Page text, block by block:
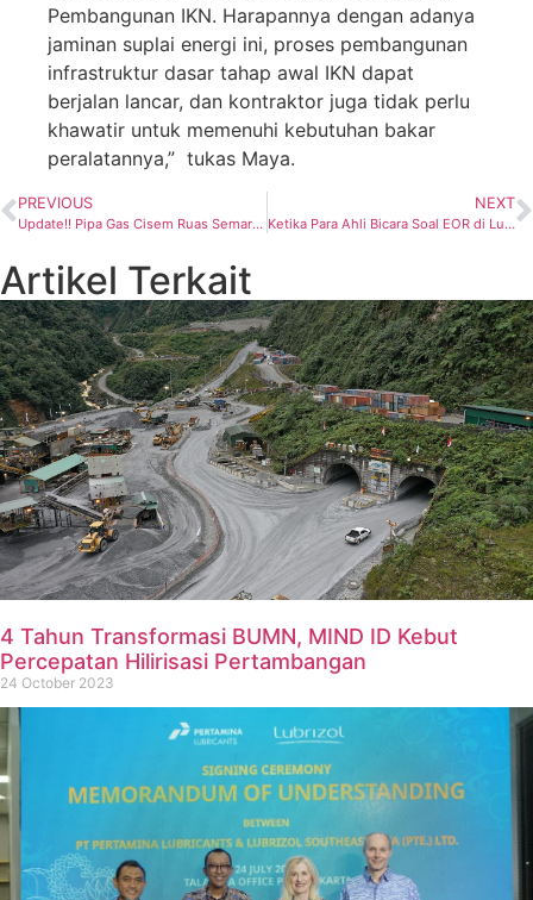
Pembangunan IKN. Harapannya dengan adanya
jaminan suplai energi ini, proses pembangunan
infrastruktur dasar tahap awal IKN dapat
berjalan lancar, dan kontraktor juga tidak perlu
khawatir untuk memenuhi kebutuhan bakar
peralatannya,” tukas Maya.
PREVIOUS
Update!! Pipa Gas Cisem Ruas Semarang-Batang Rencana Diresmikan Hari Ini
NEXT
Ketika Para Ahli Bicara Soal EOR di Lunch Talk Aspermigas, Ini Hasilnya
Artikel Terkait
4 Tahun Transformasi BUMN, MIND ID Kebut
Percepatan Hilirisasi Pertambangan
24 October 2023